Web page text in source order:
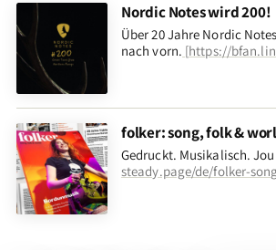
Nordic Notes wird 200!
Über 20 Jahre Nordic
nach vorn. [https://
folker: song, folk &
Gedruckt. Musikalisch.
steady.page/de/folker-